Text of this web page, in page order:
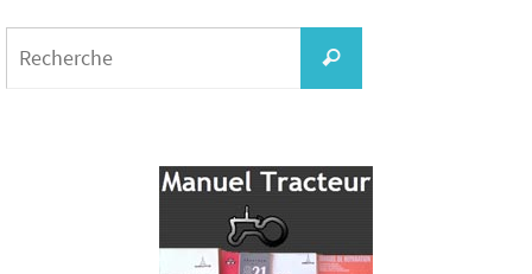
Recherche